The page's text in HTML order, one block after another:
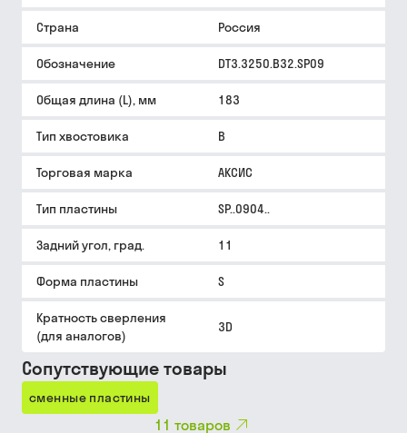
Страна Россия
Обозначение DT3.3250.B32.SP09
Общая длина (L), мм 183
Тип хвостовика B
Торговая марка АКСИС
Тип пластины SP..0904..
Задний угол, град. 11
Форма пластины S
Кратность сверления
(для аналогов)
3D
Сопутствующие товары
сменные пластины
11 товаров